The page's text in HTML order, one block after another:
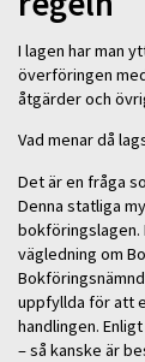
I lagen har man
överföringen
åtgärder och
Vad menar då
Det är en fråga
Denna statliga
bokföringslagen.
vägledning om
uppfyllda för att
handlingen.
– så kanske är